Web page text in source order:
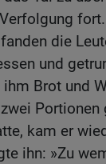
fort.
die
und
Brot und
kam er
ihn: »Zu